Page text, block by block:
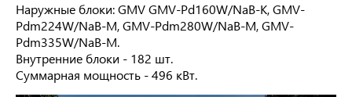
Наружные блоки: GMV GMV-Pd160W/NaB-K, GMV-
Pdm224W/NaB-M, GMV-Pdm280W/NaB-M, GMV-
Pdm335W/NaB-M.
Внутренние блоки - 182 шт.
Суммарная мощность - 496 кВт.